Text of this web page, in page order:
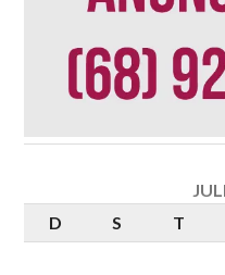
D
S T